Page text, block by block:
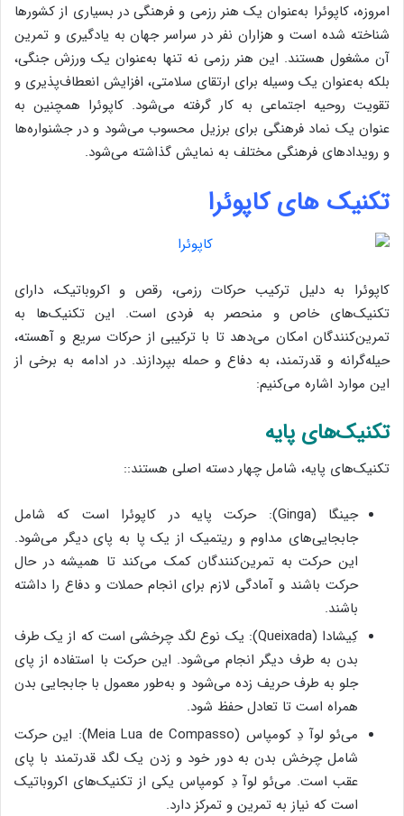
امروزه، کاپوئرا به‌عنوان یک هنر رزمی و فرهنگی در بسیاری از کشورها
شناخته شده است و هزاران نفر در سراسر جهان به یادگیری و تمرین
آن مشغول هستند. این هنر رزمی نه تنها به‌عنوان یک ورزش جنگی،
بلکه به‌عنوان یک وسیله برای ارتقای سلامتی، افزایش انعطاف‌پذیری و
تقویت روحیه اجتماعی به کار گرفته می‌شود. کاپوئرا همچنین به
عنوان یک نماد فرهنگی برای برزیل محسوب می‌شود و در جشنواره‌ها
و رویدادهای فرهنگی مختلف به نمایش گذاشته می‌شود.
تکنیک های کاپوئرا
کاپوئرا به دلیل ترکیب حرکات رزمی، رقص و اکروباتیک، دارای
تکنیک‌های خاص و منحصر به فردی است. این تکنیک‌ها به
تمرین‌کنندگان امکان می‌دهد تا با ترکیبی از حرکات سریع و آهسته،
حیله‌گرانه و قدرتمند، به دفاع و حمله بپردازند. در ادامه به برخی از
این موارد اشاره می‌کنیم:
تکنیک‌های پایه
تکنیک‌های پایه، شامل چهار دسته اصلی هستند::
جینگا (Ginga): حرکت پایه در کاپوئرا است که شامل
جابجایی‌های مداوم و ریتمیک از یک پا به پای دیگر می‌شود.
این حرکت به تمرین‌کنندگان کمک می‌کند تا همیشه در حال
حرکت باشند و آمادگی لازم برای انجام حملات و دفاع را داشته
باشند.
کِیشادا (Queixada): یک نوع لگد چرخشی است که از یک طرف
بدن به طرف دیگر انجام می‌شود. این حرکت با استفاده از پای
جلو به طرف حریف زده می‌شود و به‌طور معمول با جابجایی بدن
همراه است تا تعادل حفظ شود.
می‌ئو لوآ دِ کومپاس (Meia Lua de Compasso): این حرکت
شامل چرخش بدن به دور خود و زدن یک لگد قدرتمند با پای
عقب است. می‌ئو لوآ دِ کومپاس یکی از تکنیک‌های اکروباتیک
است که نیاز به تمرین و تمرکز دارد.